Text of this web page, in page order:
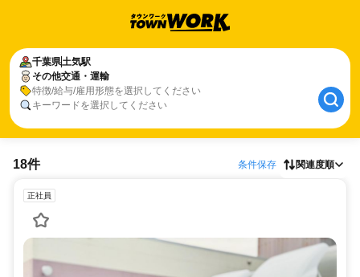
千葉県土気駅
その他交通・運輸
特徴/給与/雇用形態を選択してください
キーワードを選択してください
18件 条件保存 関連度順
正社員